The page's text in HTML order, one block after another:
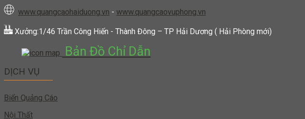
www.quangcaohaiduong.vn - www.quangcaovuphong.vn
Xưởng:1/46 Trần Công Hiến - Thành Đông – TP Hải Dương ( Hải Phòng mới)
Bản Đồ Chỉ Dẫn
DỊCH VỤ
Biển Quảng Cáo
Nội Thất